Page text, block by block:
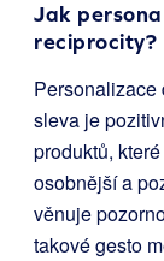
Jak
reciprocity?
Personalizace
sleva je
produktů,
osobnější a
věnuje
takové gesto